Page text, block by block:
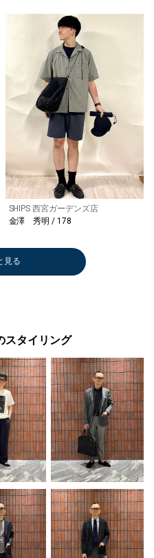
SHIPS 西宮ガーデンズ店
金澤 秀明 / 178
見る
スタイリング